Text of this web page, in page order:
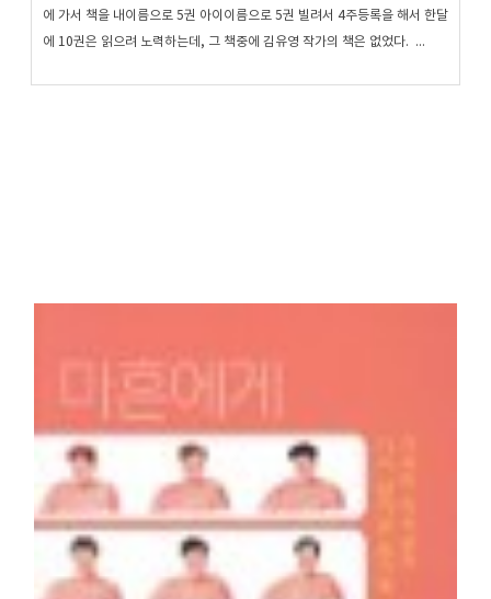
에 가서 책을 내이름으로 5권 아이이름으로 5권 빌려서 4주등록을 해서 한달
에 10권은 읽으려 노력하는데, 그 책중에 김유영 작가의 책은 없었다. ...